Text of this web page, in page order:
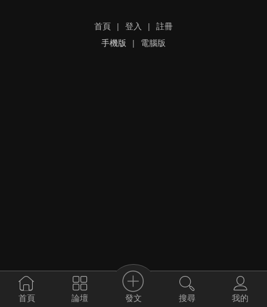
首頁 | 登入 |
註冊
手機版
| 電腦版
首頁 論壇 發文 搜尋 我的